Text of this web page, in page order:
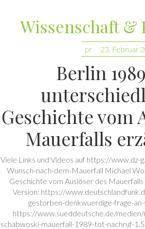
Wissenschaft &
pr 23. Februar
Berlin
Geschichte vom
Mauerfalls
Viele Links und Videos auf https://www.dz-
Wunsch-nach-dem-Mauerfall Michael
Geschichte vom Auslöser des
Version: https://
gestorben-denkwuerdige-frage-
https://www.sueddeutsche.de/
schabwoski-mauerfall-1989-tot-nachruf-